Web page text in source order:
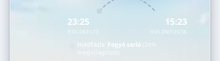
23:25 15:23
HOLDNYUGTA
Holdfázis: Fogyó sarló